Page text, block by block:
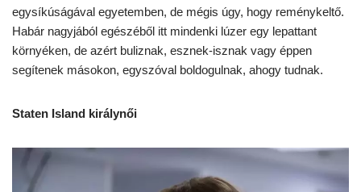
egysíkúságával egyetemben, de mégis úgy, hogy reménykeltő.
Habár nagyjából egészéből itt mindenki lúzer egy lepattant
környéken, de azért buliznak, esznek-isznak vagy éppen
segítenek másokon, egyszóval boldogulnak, ahogy tudnak.
Staten Island királynői